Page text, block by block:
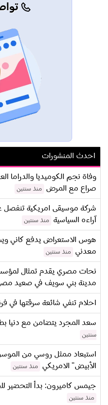
احدث المنشورات
وفاة نجم الكوميديا والدراما
صراع مع المرض
منذ سنتين
شركة موسيقى امريكية تنفصل
آراءه السياسية
منذ سنتين
هوس الاستعراض يدفع كاني
معدني
منذ سنتين
نحات مصري يقدم تمثال لمؤسس
مدينة بني سويف في صعيد
احلام تنفي شائعة سرقتها في
سعد المجرد يتضامن مع دنيا
سنتين
استبعاد ممثل روسي من
الأبيض" الامريكي
منذ سنتين
جيمس كاميرون: بدأ التحضير
منذ سنتين